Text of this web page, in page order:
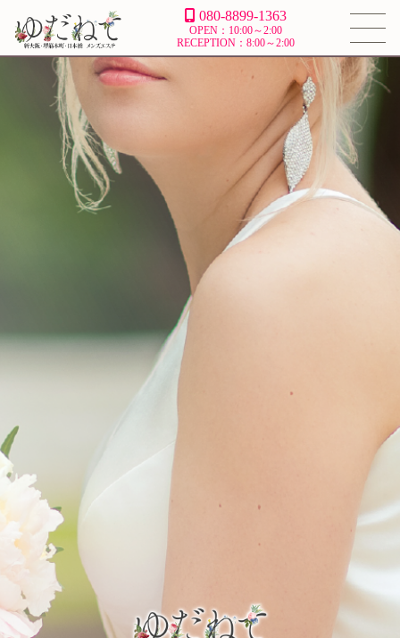
080-8899-1363
OPEN：10:00～2:00
RECEPTION：8:00～2:00